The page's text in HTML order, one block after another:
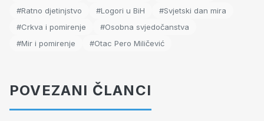
#Ratno djetinjstvo
#Logori u BiH
#Svjetski dan mira
#Crkva i pomirenje
#Osobna svjedočanstva
#Mir i pomirenje
#Otac Pero Miličević
POVEZANI ČLANCI